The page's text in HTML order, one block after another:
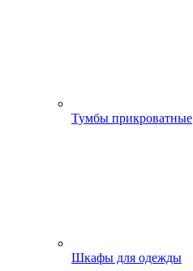
Тумбы прикроватные
Шкафы для одежды